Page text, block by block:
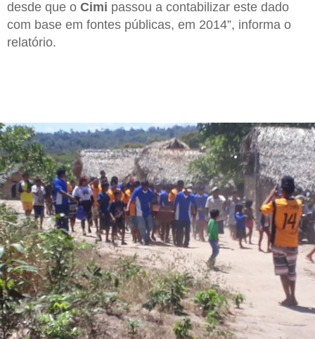
desde que o Cimi passou a contabilizar este dado
com base em fontes públicas, em 2014”, informa o
relatório.